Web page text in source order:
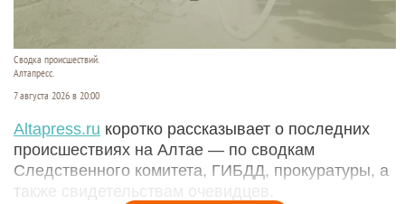
Сводка происшествий.
Алтапресс.
7 августа 2026 в 20:00
Аltapress.ru коротко рассказывает о последних
происшествиях на Алтае — по сводкам
Следственного комитета, ГИБДД, прокуратуры, а
также свидетельствам очевидцев.